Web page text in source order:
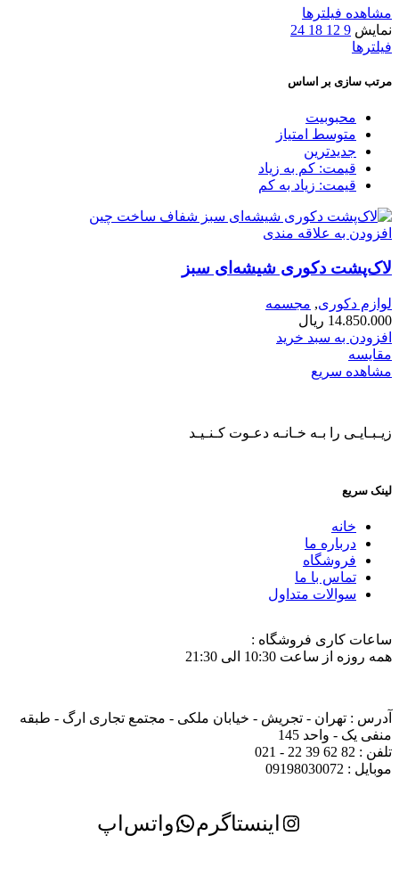
مشاهده فیلترها
نمایش 9
12
18
24
فیلترها
مرتب سازی بر اساس
محبوبیت
متوسط امتیاز
جدیدترین
قیمت: کم به زیاد
قیمت: زیاد به کم
افزودن به علاقه مندی
لاک‌پشت دکوری شیشه‌ای سبز
لوازم دکوری, مجسمه
14.850.000 ریال
افزودن به سبد خرید
مقایسه
مشاهده سریع
زیـبـایـی را بـه خـانـه دعـوت کـنـیـد
لینک سریع
خانه
درباره ما
فروشگاه
تماس با ما
سوالات متداول
ساعات کاری فروشگاه :
همه روزه از ساعت 10:30 الی 21:30
آدرس : تهران - تجریش - خیابان ملکی - مجتمع تجاری ارگ - طبقه
منفی یک - واحد 145
تلفن : 82 62 39 22 - 021
موبایل : 09198030072
اینستاگرم واتس‌اپ